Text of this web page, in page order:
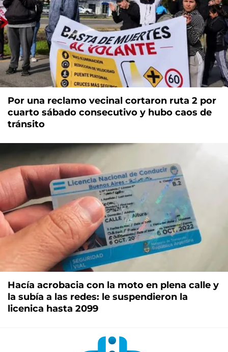
Por una reclamo vecinal cortaron ruta 2 por
cuarto sábado consecutivo y hubo caos de
tránsito
Hacía acrobacia con la moto en plena calle y
la subía a las redes: le suspendieron la
licenica hasta 2099